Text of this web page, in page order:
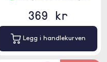
369 kr
Legg i handlekurven